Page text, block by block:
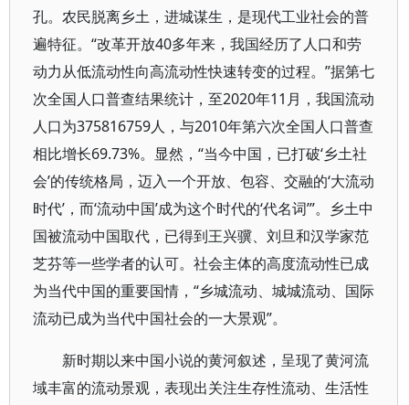
孔。农民脱离乡土，进城谋生，是现代工业社会的普
遍特征。“改革开放40多年来，我国经历了人口和劳
动力从低流动性向高流动性快速转变的过程。”据第七
次全国人口普查结果统计，至2020年11月，我国流动
人口为375816759人，与2010年第六次全国人口普查
相比增长69.73%。显然，“当今中国，已打破‘乡土社
会’的传统格局，迈入一个开放、包容、交融的‘大流动
时代’，而‘流动中国’成为这个时代的‘代名词’”。乡土中
国被流动中国取代，已得到王兴骥、刘旦和汉学家范
芝芬等一些学者的认可。社会主体的高度流动性已成
为当代中国的重要国情，“乡城流动、城城流动、国际
流动已成为当代中国社会的一大景观”。
新时期以来中国小说的黄河叙述，呈现了黄河流
域丰富的流动景观，表现出关注生存性流动、生活性